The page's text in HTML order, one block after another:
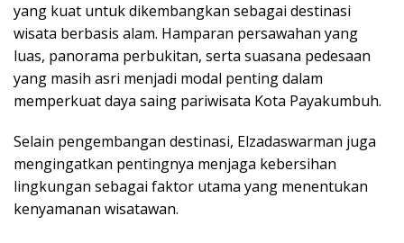
yang kuat untuk dikembangkan sebagai destinasi
wisata berbasis alam. Hamparan persawahan yang
luas, panorama perbukitan, serta suasana pedesaan
yang masih asri menjadi modal penting dalam
memperkuat daya saing pariwisata Kota Payakumbuh.
Selain pengembangan destinasi, Elzadaswarman juga
mengingatkan pentingnya menjaga kebersihan
lingkungan sebagai faktor utama yang menentukan
kenyamanan wisatawan.